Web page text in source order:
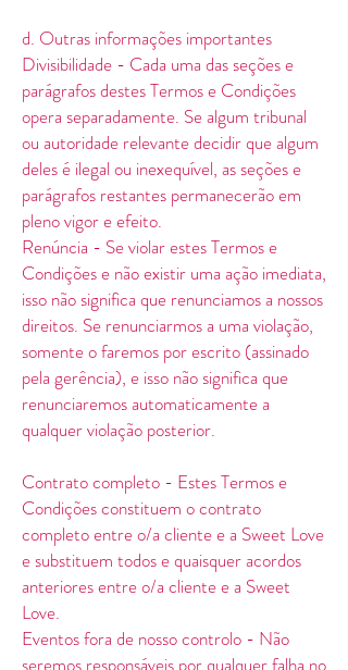
d. Outras informações importantes
Divisibilidade - Cada uma das seções e
parágrafos destes Termos e Condições
opera separadamente. Se algum tribunal
ou autoridade relevante decidir que algum
deles é ilegal ou inexequível, as seções e
parágrafos restantes permanecerão em
pleno vigor e efeito.
Renúncia - Se violar estes Termos e
Condições e não existir uma ação imediata,
isso não significa que renunciamos a nossos
direitos. Se renunciarmos a uma violação,
somente o faremos por escrito (assinado
pela gerência), e isso não significa que
renunciaremos automaticamente a
qualquer violação posterior.
Contrato completo - Estes Termos e
Condições constituem o contrato
completo entre o/a cliente e a Sweet Love
e substituem todos e quaisquer acordos
anteriores entre o/a cliente e a Sweet
Love.
Eventos fora de nosso controlo - Não
seremos responsáveis por qualquer falha no